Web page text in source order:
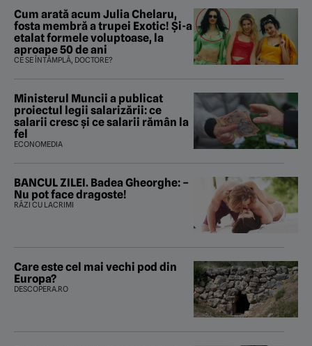
Cum arată acum Julia Chelaru,
fosta membră a trupei Exotic! Și-a
etalat formele voluptoase, la
aproape 50 de ani
CE SE ÎNTÂMPLĂ, DOCTORE?
Ministerul Muncii a publicat
proiectul legii salarizării: ce
salarii cresc și ce salarii rămân la
fel
ECONOMEDIA
BANCUL ZILEI. Badea Gheorghe: –
Nu pot face dragoste!
RÂZI CU LACRIMI
Care este cel mai vechi pod din
Europa?
DESCOPERA.RO